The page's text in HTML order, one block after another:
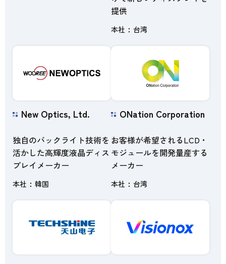
本社 台湾
提供
New Optics, Ltd.
本社 韓国
独自のバックライト技術を
活かした高輝度液晶ディス
プレイメーカー
ONation Corporation
本社 台湾
お客様が希望されるLCD・
モジュールを開発量産する
メーカー